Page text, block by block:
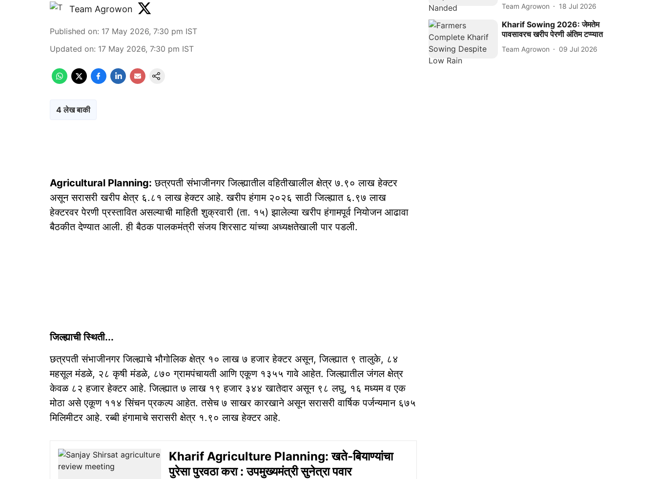
Team Agrowon
Published on: 17 May 2026, 7:30 pm IST
Updated on: 17 May 2026, 7:30 pm IST
4 लेख बाकी
Agricultural Planning: छत्रपती संभाजीनगर जिल्ह्यातील वहितीखालील क्षेत्र ७.९० लाख हेक्टर
असून सरासरी खरीप क्षेत्र ६.८१ लाख हेक्टर आहे. खरीप हंगाम २०२६ साठी जिल्ह्यात ६.९७ लाख
हेक्टरवर पेरणी प्रस्तावित असल्याची माहिती शुक्रवारी (ता. १५) झालेल्या खरीप हंगामपूर्व नियोजन आढावा
बैठकीत देण्यात आली. ही बैठक पालकमंत्री संजय शिरसाट यांच्या अध्यक्षतेखाली पार पडली.
जिल्ह्याची स्थिती...
छत्रपती संभाजीनगर जिल्ह्याचे भौगोलिक क्षेत्र १० लाख ७ हजार हेक्टर असून, जिल्ह्यात ९ तालुके, ८४
महसूल मंडळे, २८ कृषी मंडळे, ८७० ग्रामपंचायती आणि एकूण १३५५ गावे आहेत. जिल्ह्यातील जंगल क्षेत्र
केवळ ८२ हजार हेक्टर आहे. जिल्ह्यात ७ लाख १९ हजार ३४४ खातेदार असून ९८ लघु, १६ मध्यम व एक
मोठा असे एकूण ११४ सिंचन प्रकल्प आहेत. तसेच ७ साखर कारखाने असून सरासरी वार्षिक पर्जन्यमान ६७५
मिलिमीटर आहे. रब्बी हंगामाचे सरासरी क्षेत्र १.९० लाख हेक्टर आहे.
Kharif Agriculture Planning: खते-बियाण्यांचा
पुरेसा पुरवठा करा : उपमुख्यमंत्री सुनेत्रा पवार
Team Agrowon 18 Jul 2026
Kharif Sowing 2026: जेमतेम
पावसावरच खरीप पेरणी अंतिम टप्प्यात
Team Agrowon 09 Jul 2026